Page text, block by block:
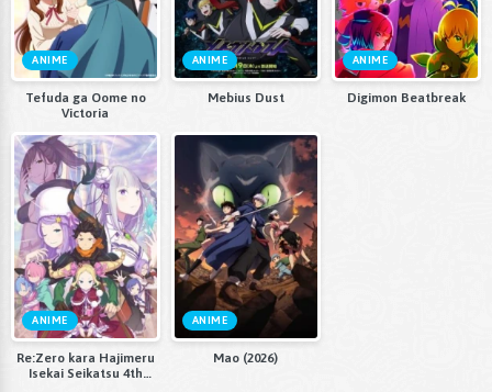
ANIME
Tefuda ga Oome no
Victoria
ANIME
Mebius Dust
ANIME
Digimon Beatbreak
ANIME
Re:Zero kara Hajimeru
Isekai Seikatsu 4th
ANIME
Mao (2026)